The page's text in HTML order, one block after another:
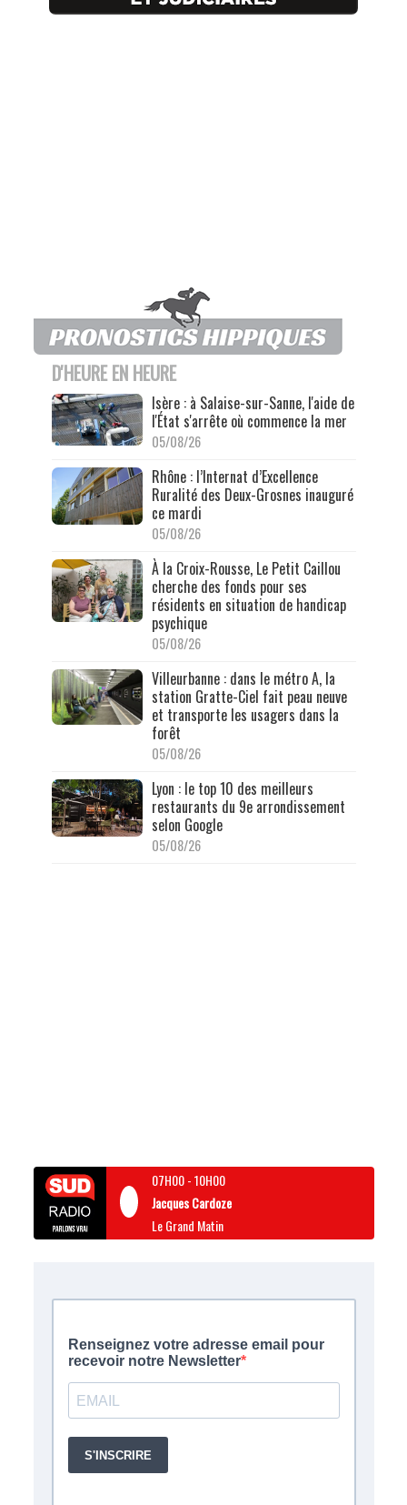
D'HEURE EN HEURE
Isère : à Salaise-sur-Sanne, l'aide de
l'État s'arrête où commence la mer
05/08/26
Rhône : l’Internat d’Excellence
Ruralité des Deux-Grosnes inauguré
ce mardi
05/08/26
À la Croix-Rousse, Le Petit Caillou
cherche des fonds pour ses
résidents en situation de handicap
psychique
05/08/26
Villeurbanne : dans le métro A, la
station Gratte-Ciel fait peau neuve
et transporte les usagers dans la
forêt
05/08/26
Lyon : le top 10 des meilleurs
restaurants du 9e arrondissement
selon Google
05/08/26
07H00-10H00
Jacques Cardoze
Le Grand Matin